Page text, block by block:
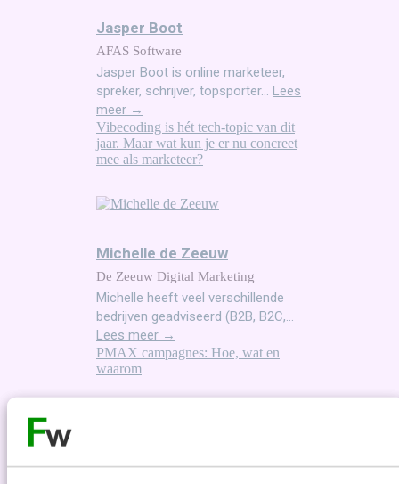
Jasper Boot
AFAS Software
Jasper Boot is online marketeer,
spreker, schrijver, topsporter... Lees
meer →
Vibecoding is hét tech-topic van dit
jaar. Maar wat kun je er nu concreet
mee als marketeer?
Michelle de Zeeuw
De Zeeuw Digital Marketing
Michelle heeft veel verschillende
bedrijven geadviseerd (B2B, B2C,...
Lees meer →
PMAX campagnes: Hoe, wat en
waarom
Tim Thijsse